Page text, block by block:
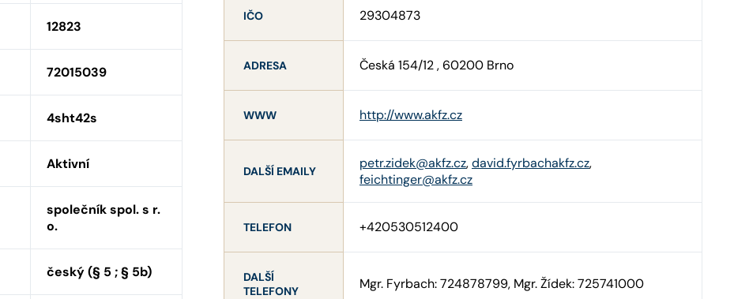
12823
72015039
4sht42s
Aktivní
společník spol. s r.
o.
český (§ 5 ; § 5b)
IČO 29304873
ADRESA Česká 154/12 , 60200 Brno
WWW http://www.akfz.cz
DALŠÍ EMAILY petr.zidek@akfz.cz,david.fyrbachakfz.cz,
feichtinger@akfz.cz
TELEFON +420530512400
DALŠÍ
TELEFONY
Mgr. Fyrbach: 724878799, Mgr. Žídek: 725741000